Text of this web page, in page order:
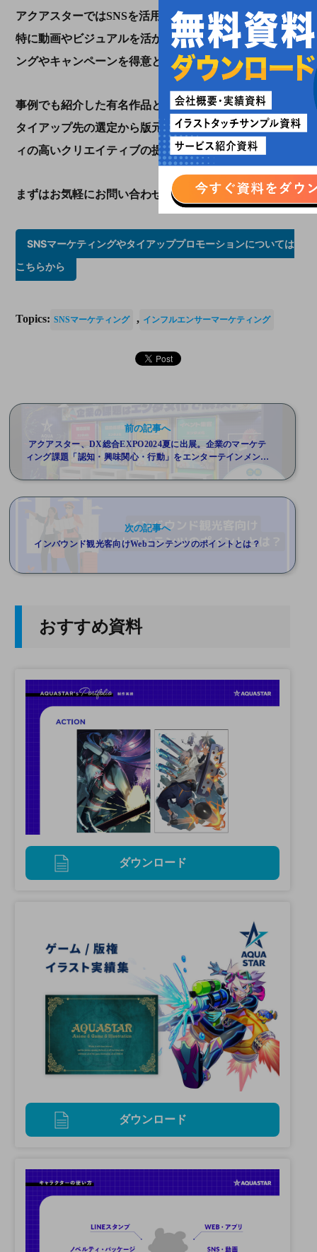
アクアスターではSNSを活用したマーケティング施策、
特に動画やビジュアルを活かしたコンテンツマーケティ
ングやキャンペーンを得意としています。
事例でも紹介した有名作品とのタイアップにおいては、
タイアップ先の選定から版元も納得の行く形のクオリテ
ィの高いクリエイティブの提供も可能です。
まずはお気軽にお問い合わせいただければと思います。
SNSマーケティングやタイアッププロモーションについては
こちらから
Topics: SNSマーケティング , インフルエンサーマーケティング
前の記事へ
アクアスター、DX総合EXPO2024夏に出展。企業のマーケテ
ィング課題「認知・興味関心・行動」をエンターテインメント
で解決するデジタルコンテンツ事例を展示(6/11～13)
次の記事へ
インバウンド観光客向けWebコンテンツのポイントとは？
おすすめ資料
ダウンロード
ダウンロード